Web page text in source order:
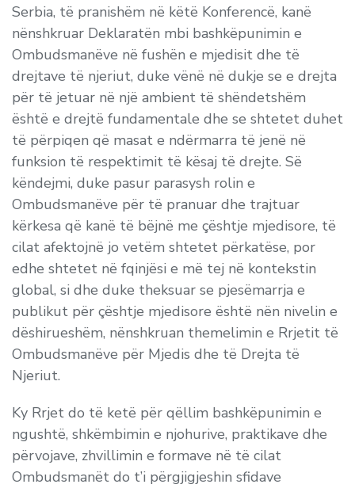
Serbia, të pranishëm në këtë Konferencë, kanë
nënshkruar Deklaratën mbi bashkëpunimin e
Ombudsmanëve në fushën e mjedisit dhe të
drejtave të njeriut, duke vënë në dukje se e drejta
për të jetuar në një ambient të shëndetshëm
është e drejtë fundamentale dhe se shtetet duhet
të përpiqen që masat e ndërmarra të jenë në
funksion të respektimit të kësaj të drejte. Së
këndejmi, duke pasur parasysh rolin e
Ombudsmanëve për të pranuar dhe trajtuar
kërkesa që kanë të bëjnë me çështje mjedisore, të
cilat afektojnë jo vetëm shtetet përkatëse, por
edhe shtetet në fqinjësi e më tej në kontekstin
global, si dhe duke theksuar se pjesëmarrja e
publikut për çështje mjedisore është nën nivelin e
dëshirueshëm, nënshkruan themelimin e Rrjetit të
Ombudsmanëve për Mjedis dhe të Drejta të
Njeriut.
Ky Rrjet do të ketë për qëllim bashkëpunimin e
ngushtë, shkëmbimin e njohurive, praktikave dhe
përvojave, zhvillimin e formave në të cilat
Ombudsmanët do t’i përgjigjeshin sfidave